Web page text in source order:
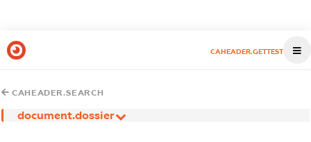
CAHEADER.GETTEST
CAHEADER.SEARCH
document.dossier